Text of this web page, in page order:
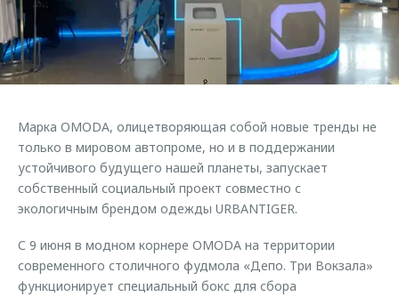
Страхование
Кредитный калькулятор
Аксессуары
Оригинальные аксессуары
Запчасти
Трейд-ин
Руководства по эксплуатации
Клиентская поддержка
O&J Автоклуб
Приложение O&J
Аксессуары
Одежда и сувениры
Запчасти
Обратная связь
Марка OMODA, олицетворяющая собой новые тренды не
только в мировом автопроме, но и в поддержании
устойчивого будущего нашей планеты, запускает
собственный социальный проект совместно с
экологичным брендом одежды URBANTIGER.
С 9 июня в модном корнере OMODA на территории
современного столичного фудмола «Депо. Три Вокзала»
функционирует специальный бокс для сбора